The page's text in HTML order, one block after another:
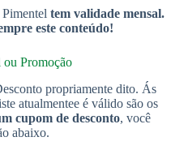
tem validade mensal.
este conteúdo!
ou Promoção
propriamente dito. Ás
atualmentee é válido são os
cupom de desconto, você
abaixo.